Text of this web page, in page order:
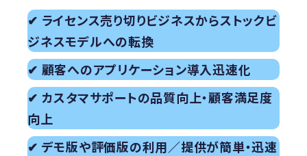
✔ ライセンス売り切りビジネスからストックビ
ジネスモデルへの転換
✔ 顧客へのアプリケーション導入迅速化
✔ カスタマサポートの品質向上・顧客満足度
向上
✔ デモ版や評価版の利用／提供が簡単・迅速